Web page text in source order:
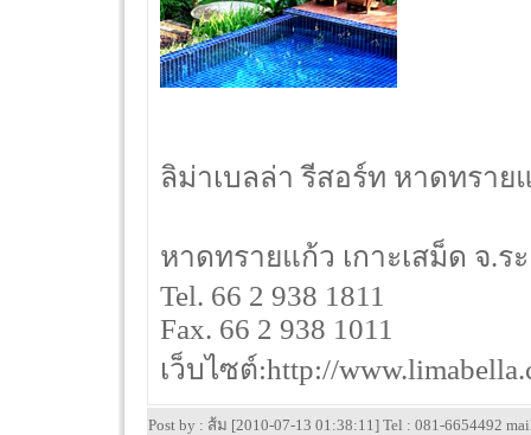
ลิม่าเบลล่า รีสอร์ท หาดทราย
หาดทรายแก้ว เกาะเสม็ด จ.ร
Tel. 66 2 938 1811
Fax. 66 2 938 1011
เว็บไซต์:http://
Post by : ส้ม [2010-07-13 01:38:11] Tel : 081-6654492